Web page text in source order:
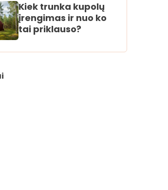
Kiek trunka kupolų
įrengimas ir nuo ko
tai priklauso?